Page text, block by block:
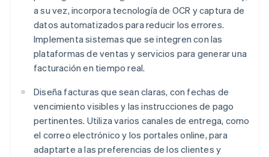
a su vez, incorpora tecnología de OCR y captura de
datos automatizados para reducir los errores.
Implementa sistemas que se integren con las
plataformas de ventas y servicios para generar una
facturación en tiempo real.
Diseña facturas que sean claras, con fechas de
vencimiento visibles y las instrucciones de pago
pertinentes. Utiliza varios canales de entrega, como
el correo electrónico y los portales online, para
adaptarte a las preferencias de los clientes y